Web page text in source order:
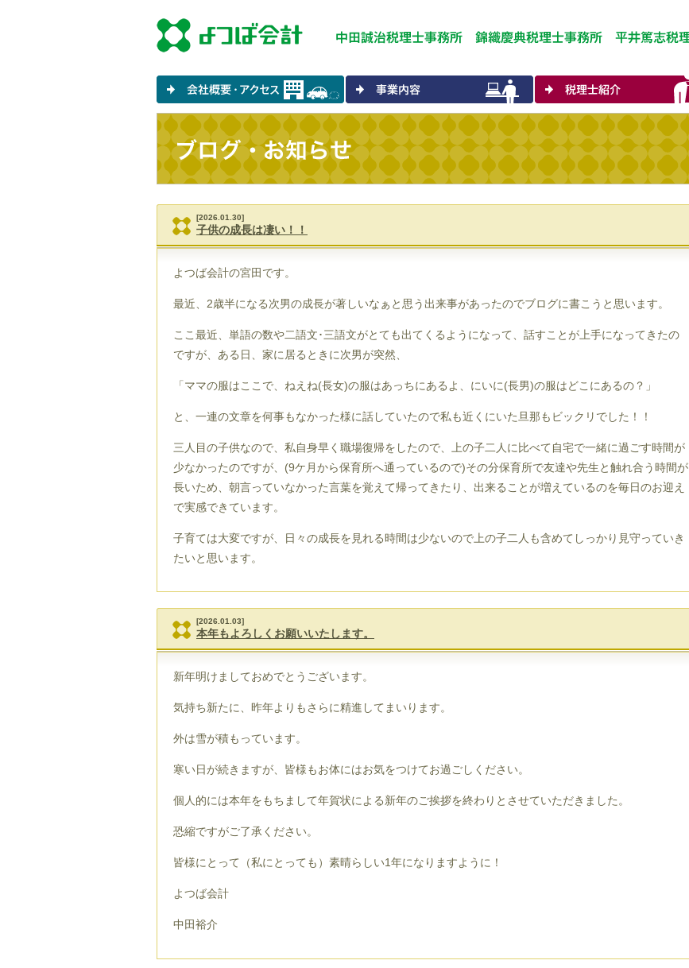
[2026.01.30]
子供の成長は凄い！！
よつば会計の宮田です。
最近、 2歳半になる次男の成長が著しいなぁと思う出来事があったのでブログに書こうと思います。
ここ最近、単語の数や二語文･三語文がとても出てくるようになって、話すことが上手になってきたの
ですが、ある日、家に居るときに次男が突然、
「ママの服はここで、ねえね(長女)の服はあっちにあるよ、にいに(長男)の服はどこにあるの？」
と、一連の文章を何事もなかった様に話していたので私も近くにいた旦那もビックリでした！！
三人目の子供なので、私自身早く職場復帰をしたので、上の子二人に比べて自宅で一緒に過ごす時間が
少なかったのですが、 (9ケ月から保育所へ通っているので)その分保育所で友達や先生と触れ合う時間が
長いため、朝言っていなかった言葉を覚えて帰ってきたり、出来ることが増えているのを毎日のお迎え
で実感できています。
子育ては大変ですが、日々の成長を見れる時間は少ないので上の子二人も含めてしっかり見守っていき
たいと思います。
[2026.01.03]
本年もよろしくお願いいたします。
新年明けましておめでとうございます。
気持ち新たに、昨年よりもさらに精進してまいります。
外は雪が積もっています。
寒い日が続きますが、皆様もお体にはお気をつけてお過ごしください。
個人的には本年をもちまして年賀状による新年のご挨拶を終わりとさせていただきました。
恐縮ですがご了承ください。
皆様にとって（私にとっても）素晴らしい1年になりますように！
よつば会計
中田裕介